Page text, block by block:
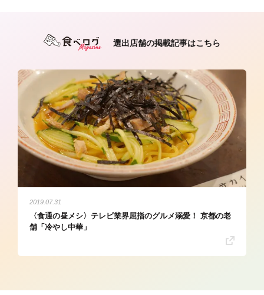
選出店舗の掲載記事はこちら
2019.07.31
〈食通の昼メシ〉テレビ業界屈指のグルメ溺愛！ 京都の老
舗「冷やし中華」